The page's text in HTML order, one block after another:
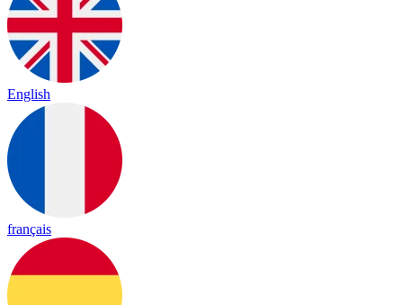
English
français